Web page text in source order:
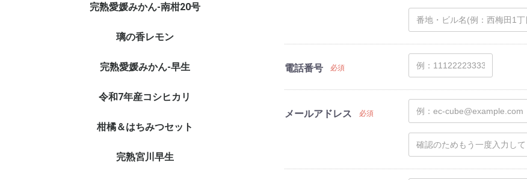
完熟愛媛みかん-南柑20号
璃の香レモン
完熟愛媛みかん-早生
令和7年産コシヒカリ
柑橘＆はちみつセット
完熟宮川早生
電話番号 必須
メールアドレス 必須